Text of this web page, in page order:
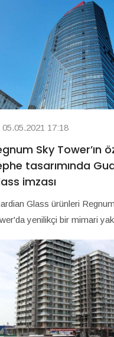
05.05.2021 17:18
Sky Tower’ın
tasarımında
imzası
Glass ürünleri
yenilikçi bir mimari